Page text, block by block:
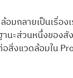
มกลายเป็นเรื่อง
นะส่วนหนึ่งของ
สิ่งแวดล้อมใน